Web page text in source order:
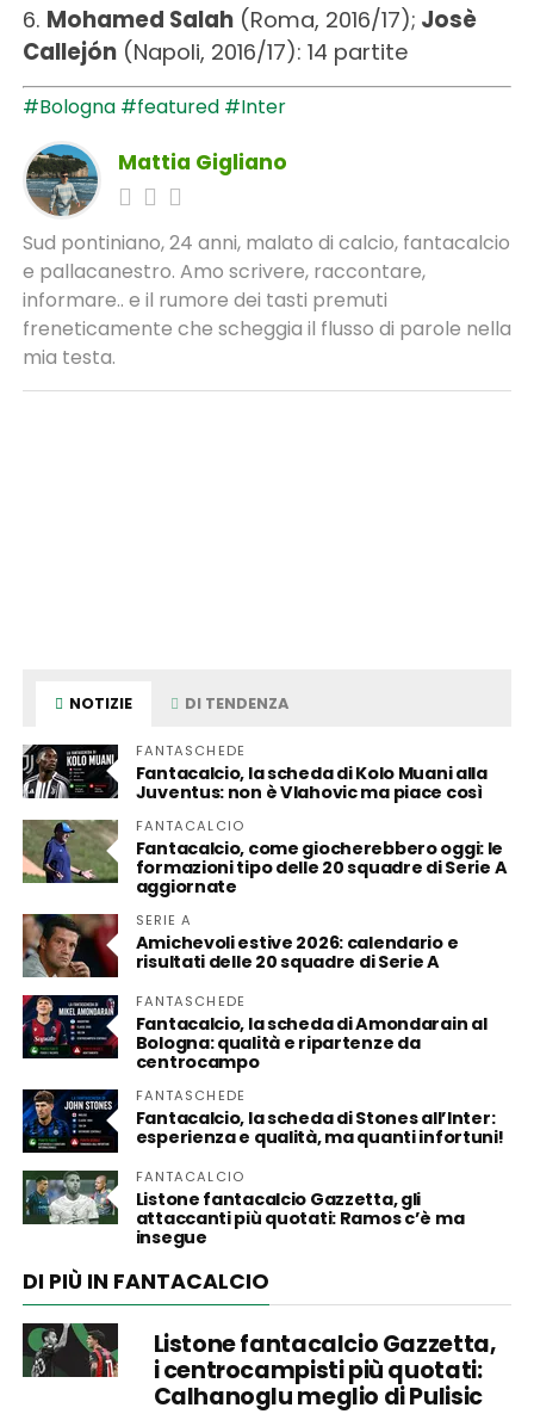
6. Mohamed Salah(Roma, 2016/17); Josè
Callejón(Napoli, 2016/17): 14 partite
#Bologna #featured #Inter
Mattia Gigliano
Sud pontiniano, 24 anni, malato di calcio, fantacalcio
e pallacanestro. Amo scrivere, raccontare,
informare.. e il rumore dei tasti premuti
freneticamente che scheggia il flusso di parole nella
mia testa.
NOTIZIE DI TENDENZA
FANTASCHEDE
Fantacalcio, la scheda di Kolo Muani alla
Juventus: non è Vlahovic ma piace così
FANTACALCIO
Fantacalcio, come giocherebbero oggi: le
formazioni tipo delle 20 squadre di Serie A
aggiornate
SERIE A
Amichevoli estive 2026: calendario e
risultati delle 20 squadre di Serie A
FANTASCHEDE
Fantacalcio, la scheda di Amondarain al
Bologna: qualità e ripartenze da
centrocampo
FANTASCHEDE
Fantacalcio, la scheda di Stones all’Inter:
esperienza e qualità, ma quanti infortuni!
FANTACALCIO
Listone fantacalcio Gazzetta, gli
attaccanti più quotati: Ramos c’è ma
insegue
DI PIÙ IN FANTACALCIO
Listone fantacalcio Gazzetta,
i centrocampisti più quotati:
Calhanoglu meglio di Pulisic